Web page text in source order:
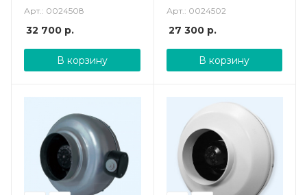
Арт.: 0024508
32 700 р.
В корзину
Арт.: 0024502
27 300р.
В корзину